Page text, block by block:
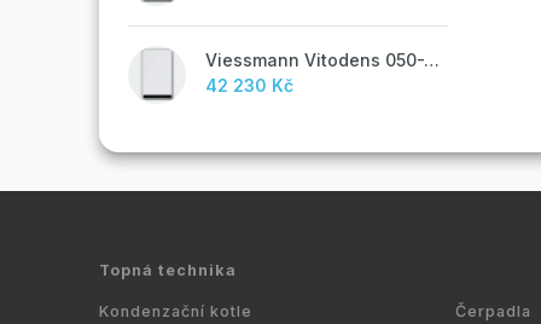
Viessmann Vitodens 050-W, 19 kW
42 230 Kč
Topná technika
Kondenzační kotle
Čerpadla